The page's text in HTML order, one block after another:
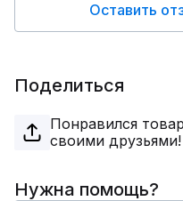
Оставить
Поделиться
Понравился
своими друзьями!
Нужна помощь?